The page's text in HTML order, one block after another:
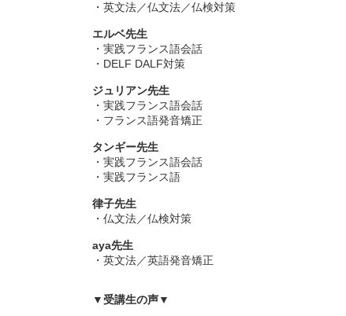
・英文法／仏文法／仏検対策
エルベ先生
・実践フランス語会話
・DELF DALF対策
ジュリアン先生
・実践フランス語会話
・フランス語発音矯正
タンギー先生
・実践フランス語会話
・実践フランス語
律子先生
・仏文法／仏検対策
aya先生
・英文法／英語発音矯正
▼受講生の声▼